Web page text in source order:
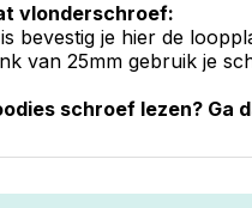
vlonderschroef:
bevestig je hier de
van 25mm gebruik je
schroef lezen? Ga